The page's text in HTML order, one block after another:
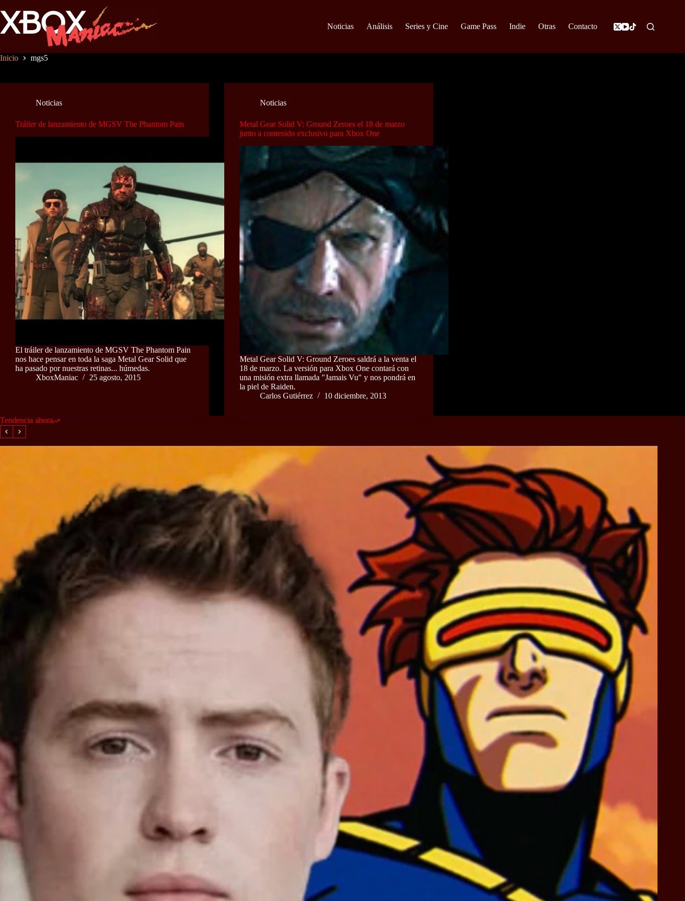
al
contenido
Noticias Análisis Series y Cine Game Pass Indie Otras Contacto
Inicio mgs5
Noticias
Tráiler de lanzamiento de MGSV The Phantom Pain
El tráiler de lanzamiento de MGSV The Phantom Pain
nos hace pensar en toda la saga Metal Gear Solid que
ha pasado por nuestras retinas... húmedas.
XboxManiac
25 agosto, 2015
Noticias
Metal Gear Solid V: Ground Zeroes el 18 de marzo
junto a contenido exclusivo para Xbox One
Metal Gear Solid V: Ground Zeroes saldrá a la venta el
18 de marzo. La versión para Xbox One contará con
una misión extra llamada "Jamais Vu" y nos pondrá en
la piel de Raiden.
Carlos Gutiérrez
10 diciembre, 2013
Tendencia ahora